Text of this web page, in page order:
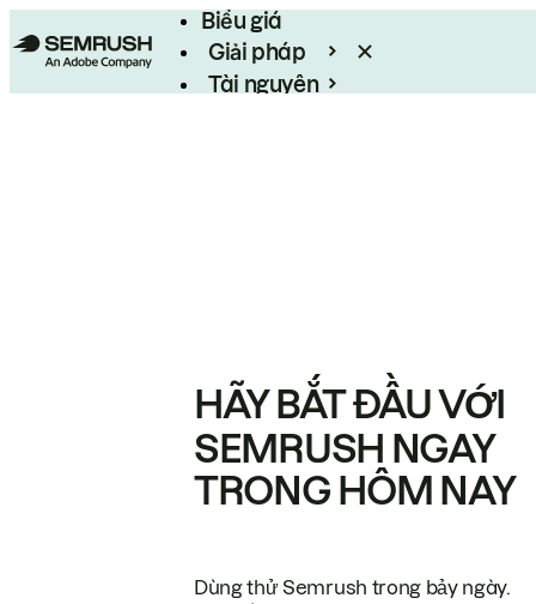
Biểu giá
Giải pháp
Tài nguyên
HÃY BẮT ĐẦU VỚI
SEMRUSH NGAY
TRONG HÔM NAY
Dùng thử Semrush trong bảy ngày.